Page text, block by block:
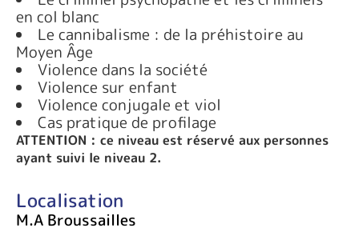
en col blanc
Le cannibalisme : de la préhistoire au
Moyen Âge
Violence dans la société
Violence sur enfant
Violence conjugale et viol
Cas pratique de profilage
ATTENTION : ce niveau est réservé aux personnes
ayant suivi le niveau 2.
Localisation
M.A Broussailles